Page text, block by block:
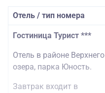
Отель / тип номера
Гостиница Турист ***
Отель в районе Верхнего
озера, парка Юность.
Завтрак входит в